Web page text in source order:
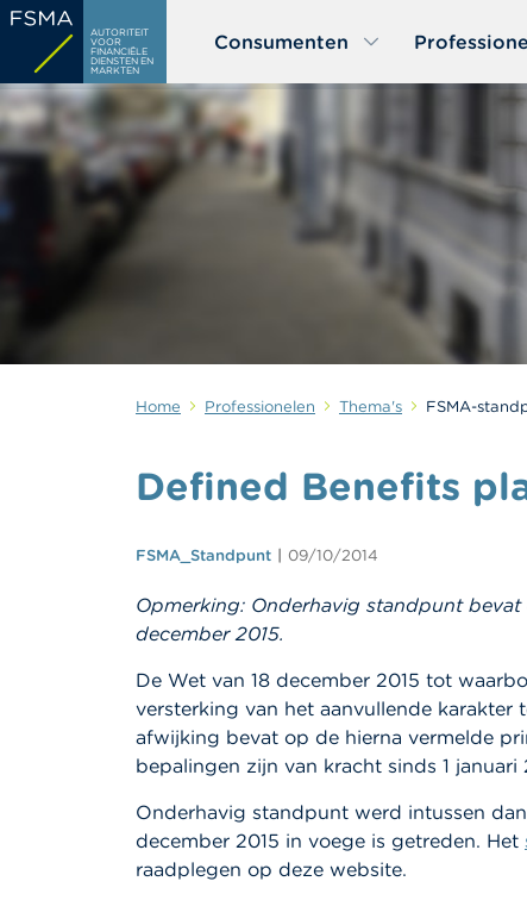
Overslaan
naar
de
inhoud
gaan
AUTORITEIT
VOOR
FINANCIËLE
DIENSTEN EN
MARKTEN
Consumenten
Home Professionelen Thema's FSMA-
Defined Benefits
FSMA_Standpunt 09/10/2014
Opmerking: Onderhavig standpunt
december 2015.
De Wet van 18 december 2015 tot
versterking van het aanvullende
afwijking bevat op de hierna vermelde
bepalingen zijn van kracht sinds 1 januari
Onderhavig standpunt werd intussen
december 2015 in voege is getreden. Het
raadplegen op deze website.